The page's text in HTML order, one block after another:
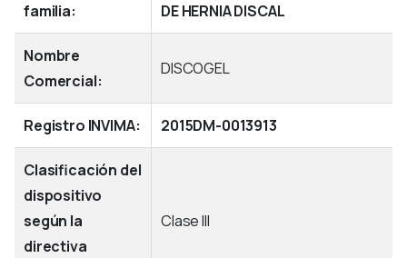
familia:
DE HERNIA DISCAL
Nombre
Comercial:
DISCOGEL
Registro INVIMA: 2015DM-0013913
Clasificación del
dispositivo
según la
directiva
Clase III